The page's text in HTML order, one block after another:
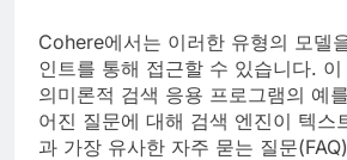
Cohere에서는 이러한 유형의 모델
인트를 통해 접근할 수 있습니다.
의미론적 검색 응용 프로그램의 예
어진 질문에 대해 검색 엔진이 텍스
과 가장 유사한 자주 묻는 질문